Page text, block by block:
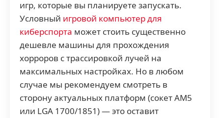
игр, которые вы планируете запускать.
Условный игровой компьютер для
киберспорта может стоить существенно
дешевле машины для прохождения
хорроров с трассировкой лучей на
максимальных настройках. Но в любом
случае мы рекомендуем смотреть в
сторону актуальных платформ (сокет AM5
или LGA 1700/1851) — это оставит